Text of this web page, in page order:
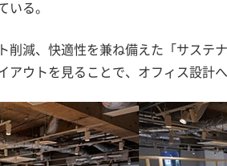
る。
削減、快適性を兼ね備えた「サステ
ウトを見ることで、オフィス設計